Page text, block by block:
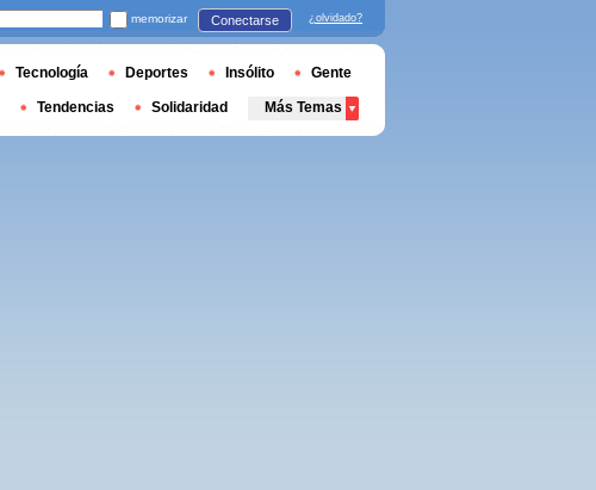
memorizar Conectarse ¿olvidado?
Tecnología Deportes Insólito Gente
Tendencias Solidaridad Más Temas